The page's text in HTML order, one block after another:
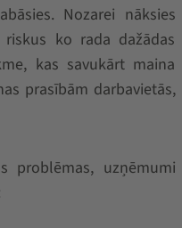
Nozarei nāksies
ko rada dažādas
kas savukārt maina
prasībām darbavietās,
problēmas, uzņēmumi